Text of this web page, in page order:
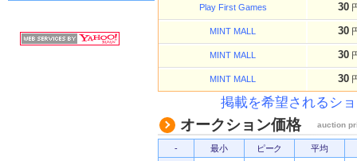
Play First Games 30
MINT MALL 30
MINT MALL 30
MINT MALL 30
掲載を希望されるシ
オークション価格 auction
- 最小 ピーク
平均